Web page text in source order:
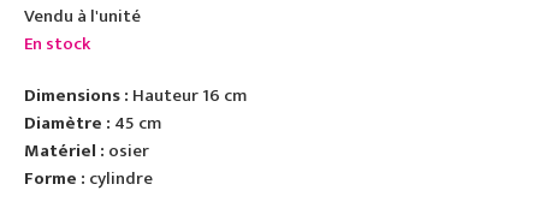
Vendu à l'unité
En stock
Dimensions : Hauteur 16 cm
Diamètre : 45 cm
Matériel : osier
Forme : cylindre